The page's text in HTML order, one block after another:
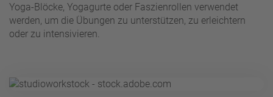
Yoga-Blöcke, Yogagurte oder Faszienrollen verwendet
werden, um die Übungen zu unterstützen, zu erleichtern
oder zu intensivieren.